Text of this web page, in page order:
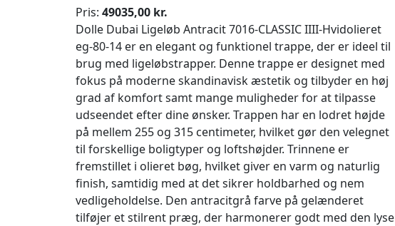
Pris: 49035,00 kr.
Dolle Dubai Ligeløb Antracit 7016-CLASSIC IIII-Hvidolieret
eg-80-14 er en elegant og funktionel trappe, der er ideel til
brug med ligeløbstrapper. Denne trappe er designet med
fokus på moderne skandinavisk æstetik og tilbyder en høj
grad af komfort samt mange muligheder for at tilpasse
udseendet efter dine ønsker. Trappen har en lodret højde
på mellem 255 og 315 centimeter, hvilket gør den velegnet
til forskellige boligtyper og loftshøjder. Trinnene er
fremstillet i olieret bøg, hvilket giver en varm og naturlig
finish, samtidig med at det sikrer holdbarhed og nem
vedligeholdelse. Den antracitgrå farve på gelænderet
tilføjer et stilrent præg, der harmonerer godt med den lyse